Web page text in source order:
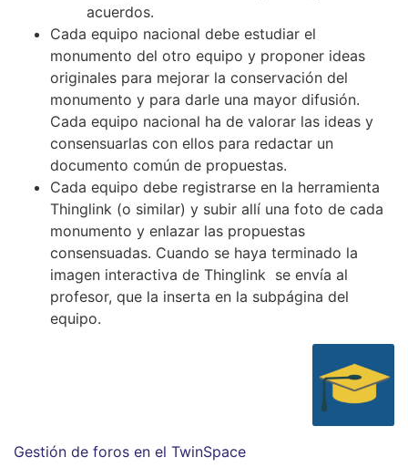
acuerdos.
Cada equipo nacional debe estudiar el
monumento del otro equipo y proponer ideas
originales para mejorar la conservación del
monumento y para darle una mayor difusión.
Cada equipo nacional ha de valorar las ideas y
consensuarlas con ellos para redactar un
documento común de propuestas.
Cada equipo debe registrarse en la herramienta
Thinglink (o similar) y subir allí una foto de cada
monumento y enlazar las propuestas
consensuadas. Cuando se haya terminado la
imagen interactiva de Thinglink se envía al
profesor, que la inserta en la subpágina del
equipo.
Gestión de foros en el TwinSpace